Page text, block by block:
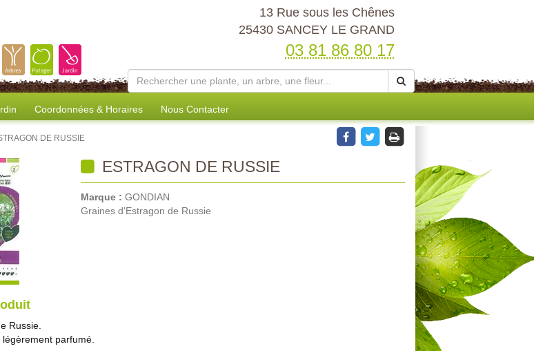
13 Rue sous les Chênes
25430 SANCEY LE GRAND
03 81 86 80 17
Coordonnées & Horaires Nous Contacter
DE RUSSIE
ESTRAGON DE RUSSIE
Marque : GONDIAN
Graines d'Estragon de Russie
Russie.
parfumé.